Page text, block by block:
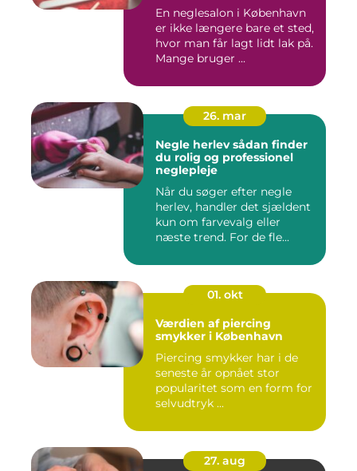
En neglesalon i København
er ikke længere bare et sted,
hvor man får lagt lidt lak på.
Mange bruger ...
26. mar
Negle herlev sådan finder
du rolig og professionel
neglepleje
Når du søger efter negle
herlev, handler det sjældent
kun om farvevalg eller
næste trend. For de fle...
01. okt
Værdien af piercing
smykker i København
Piercing smykker har i de
seneste år opnået stor
popularitet som en form for
selvudtryk ...
27. aug